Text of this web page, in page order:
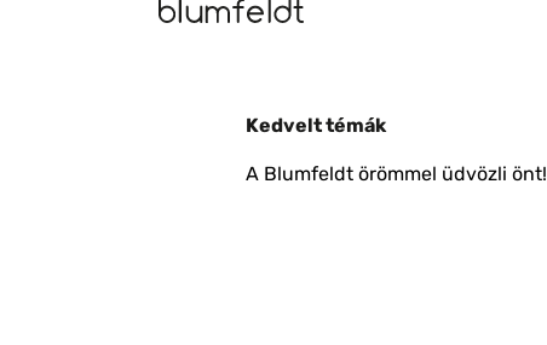
Kedvelt témák
A Blumfeldt örömmel üdvözli önt!